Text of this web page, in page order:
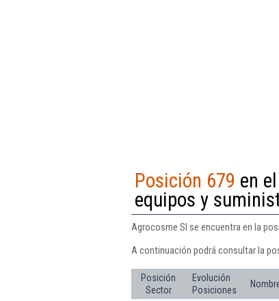
Posición 679 en
equipos y
Agrocosme Sl se encuentra en la
A continuación podrá consultar la
Posición
Sector
Evolución
Posiciones